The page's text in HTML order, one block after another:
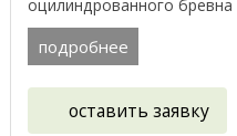
оцилиндрованного бревна
подробнее
оставить заявку